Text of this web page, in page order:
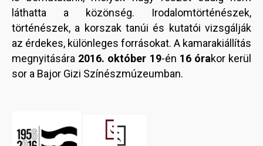
láthatta a közönség. Irodalomtörténészek,
történészek, a korszak tanúi és kutatói vizsgálják
az érdekes, különleges forrásokat. A kamarakiállítás
megnyitására 2016. október 19-én 16 órakor kerül
sor a Bajor Gizi Színészmúzeumban.